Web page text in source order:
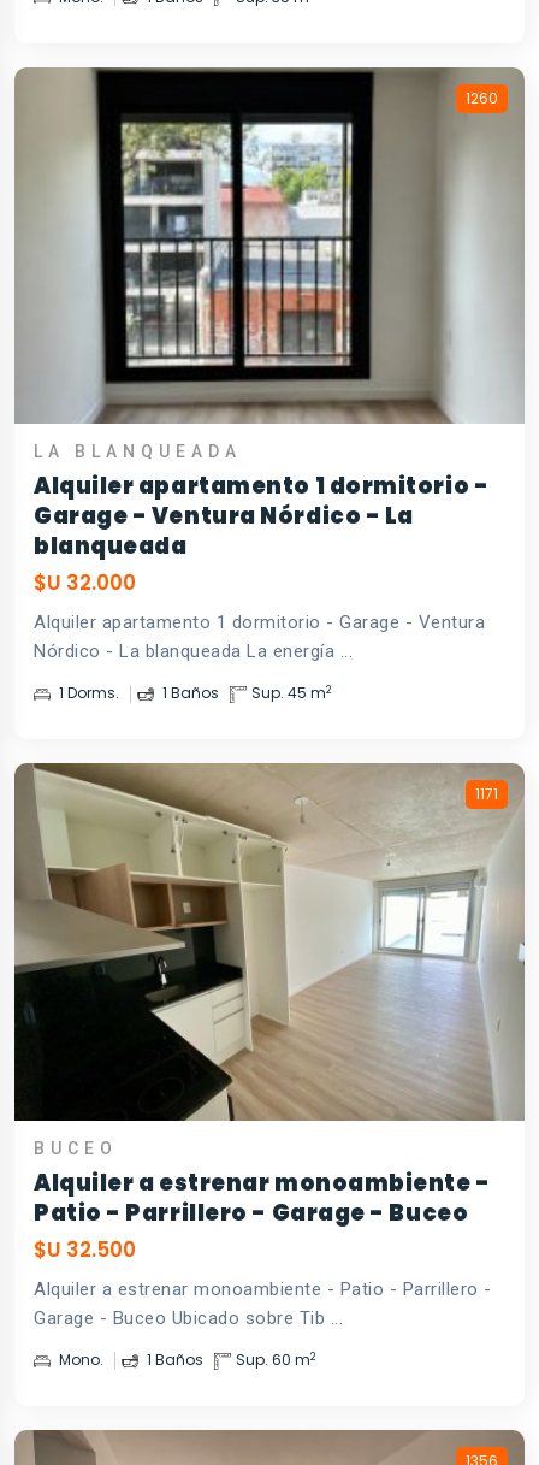
1260
LA BLANQUEADA
Alquiler apartamento 1 dormitorio -
Garage - Ventura Nórdico - La
blanqueada
$U 32.000
Alquiler apartamento 1 dormitorio - Garage - Ventura
Nórdico - La blanqueada La energía ...
1 Dorms. 1 Baños Sup. 45 m2
1171
BUCEO
Alquiler a estrenar monoambiente -
Patio - Parrillero - Garage - Buceo
$U 32.500
Alquiler a estrenar monoambiente - Patio - Parrillero -
Garage - Buceo Ubicado sobre Tib ...
Mono. 1 Baños Sup. 60 m2